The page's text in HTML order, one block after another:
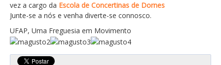
ZêzereTV
A Minha Rua
Abastecimento de Água
vez a cargo da Escola de Concertinas de Dornes
Junte-se a nós e venha diverte-se connosco.
UFAP, Uma Freguesia em Movimento